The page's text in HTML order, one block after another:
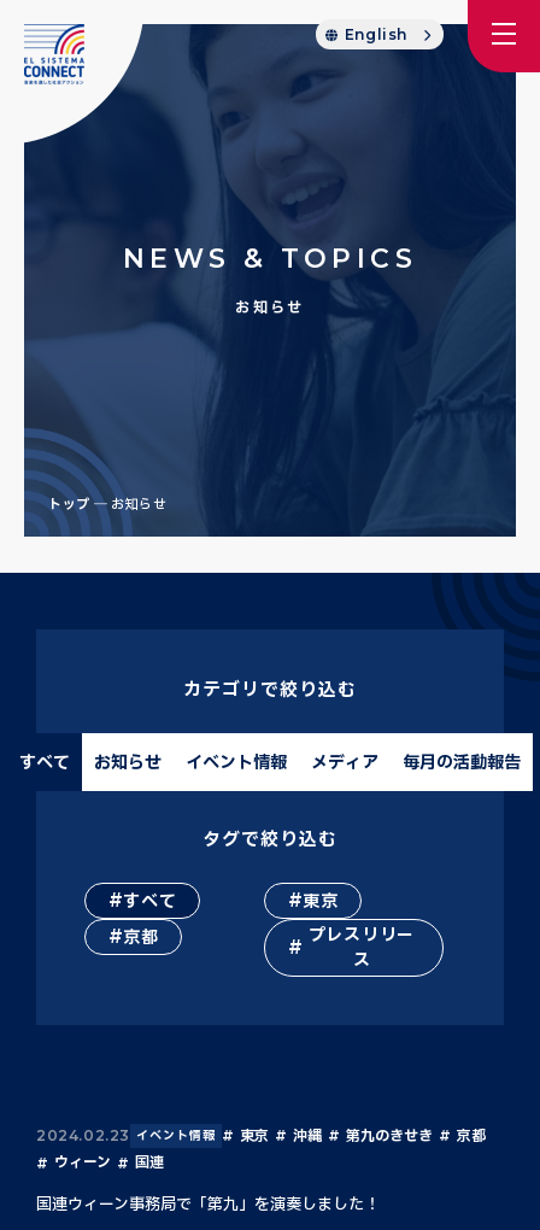
English
NEWS & TOPICS
お知らせ
トップ お知らせ
カテゴリで絞り込む
すべて お知らせ イベント情報 メディア 毎月の活動報告
タグで絞り込む
すべて
東京
京都
プレスリリー
ス
2024.02.23 イベント情報 東京 沖縄 第九のきせき
京都
ウィーン
国連
国連ウィーン事務局で「第九」を演奏しました！